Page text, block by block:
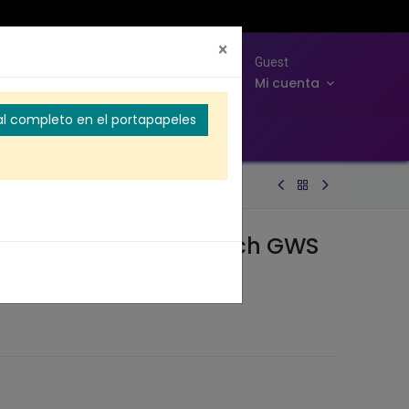
Guest
Mi cuenta
de 3" Bosch GWS
×
completo en el portapapeles